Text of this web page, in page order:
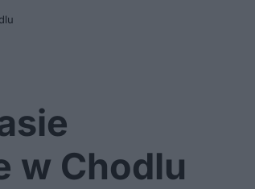
w Chodlu